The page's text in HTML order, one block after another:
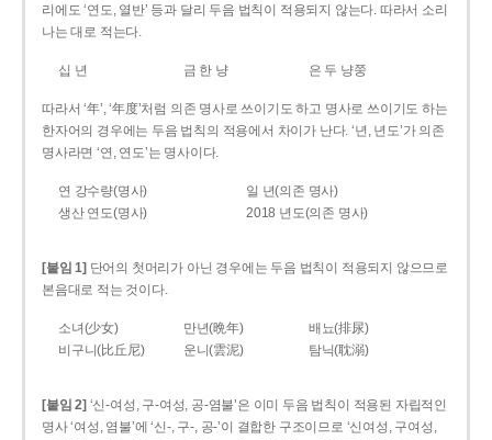
리에도 ‘연도, 열반’ 등과 달리 두음 법칙이 적용되지 않는다. 따라서 소리
나는 대로 적는다.
십 년 금 한 냥 은 두 냥쭝
따라서 ‘年’, ‘年度’처럼 의존 명사로 쓰이기도 하고 명사로 쓰이기도 하는
한자어의 경우에는 두음 법칙의 적용에서 차이가 난다. ‘년, 년도’가 의존
명사라면 ‘연, 연도’는 명사이다.
연 강수량(명사)
일 년(의존 명사)
생산 연도(명사)
2018 년도(의존 명사)
[붙임 1] 단어의 첫머리가 아닌 경우에는 두음 법칙이 적용되지 않으므로
본음대로 적는 것이다.
소녀(少女) 만년(晩年)
배뇨(排尿)
비구니(比丘尼)
운니(雲泥) 탐닉(耽溺)
[붙임 2] ‘신-여성, 구-여성, 공-염불’은 이미 두음 법칙이 적용된 자립적인
명사 ‘여성, 염불’에 ‘신-, 구-, 공-’이 결합한 구조이므로 ‘신여성, 구여성,